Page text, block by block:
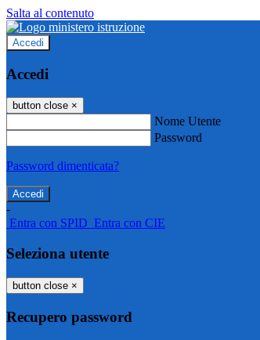
Salta al contenuto
Accedi
Accedi
button close ×
Nome Utente
Password
Password dimenticata?
-
Entra con SPID Entra con CIE
Seleziona utente
button close ×
Recupero password